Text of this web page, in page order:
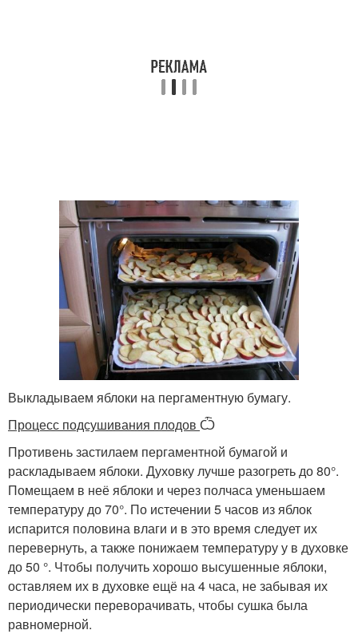
Выкладываем яблоки на пергаментную бумагу.
Процесс подсушивания плодов Ѽ
Противень застилаем пергаментной бумагой и
раскладываем яблоки. Духовку лучше разогреть до 80°.
Помещаем в неё яблоки и через полчаса уменьшаем
температуру до 70°. По истечении 5 часов из яблок
испарится половина влаги и в это время следует их
перевернуть, а также понижаем температуру у в духовке
до 50 °. Чтобы получить хорошо высушенные яблоки,
оставляем их в духовке ещё на 4 часа, не забывая их
периодически переворачивать, чтобы сушка была
равномерной.